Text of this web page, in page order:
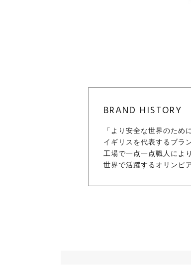
BRAND HISTORY
「より安全な世界のために
イギリスを代表するブラ
工場で一点一点職人によ
世界で活躍するオリンピ